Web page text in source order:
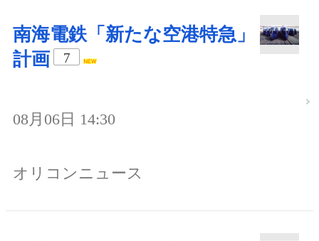
南海電鉄「新たな空港特急」
計画
7
08月06日 14:30
オリコンニュース